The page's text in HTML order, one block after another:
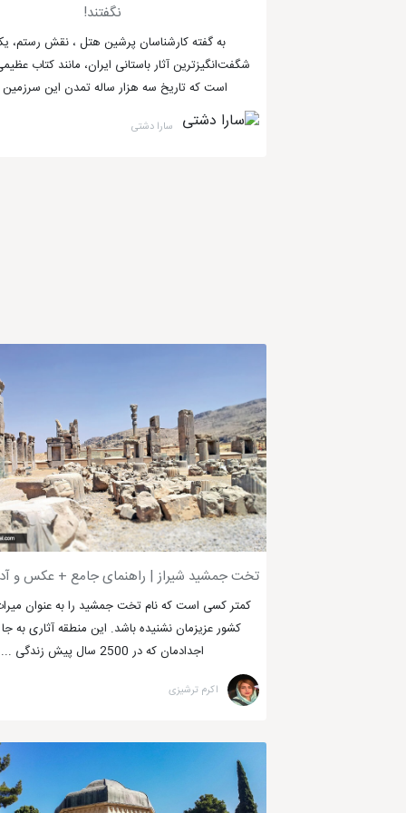
شیراز یکی از شهرهای بزرگ و گردشگری ایران است که به دلیل
پرواز با بالون در آسمان شیراز
گشت و گذار با ماشین‌های لوکس
حضور در رستوران‌های لاکچری
شرکت در تورهای لاکچری
استفاده از خدمات اسپا و ماساژ
حضور در کنسرت‌ها و نمایش‌های تئاتر
اجاره قایق و گشت و گذار در دریاچه
شرکت در تورهای آفرود
سفر به مناطق ییلاقی و خوش آب و هوا
جذاب ترین جاهای دیدنی و تفریحی
نگفتند!
به گفته کارشناسان پرشین هتل ، نقش رستم،
شگفت‌انگیزترین آثار باستانی ایران، مانند کتاب
است که تاریخ سه هزار ساله تمدن این سرزمین
سارا دشتی
تخت جمشید شیراز | راهنمای جامع + عکس و
کمتر کسی است که نام تخت جمشید را به عنوان
کشور عزیزمان نشنیده باشد. این منطقه آثاری به جا
اجدادمان که در 2500 سال پیش زندگی ...
اکرم ترشیزی